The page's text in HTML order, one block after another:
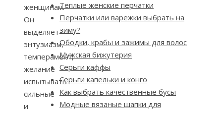
женщинам.
Он
выделяет
энтузиазм,
темперамент,
желание
испытывать
сильные
и
Теплые женские перчатки
Перчатки или варежки выбрать на
зиму?
Ободки, крабы и зажимы для волос
Мужская бижутерия
Серьги каффы
Серьги капельки и конго
Как выбрать качественные бусы
Модные вязаные шапки для